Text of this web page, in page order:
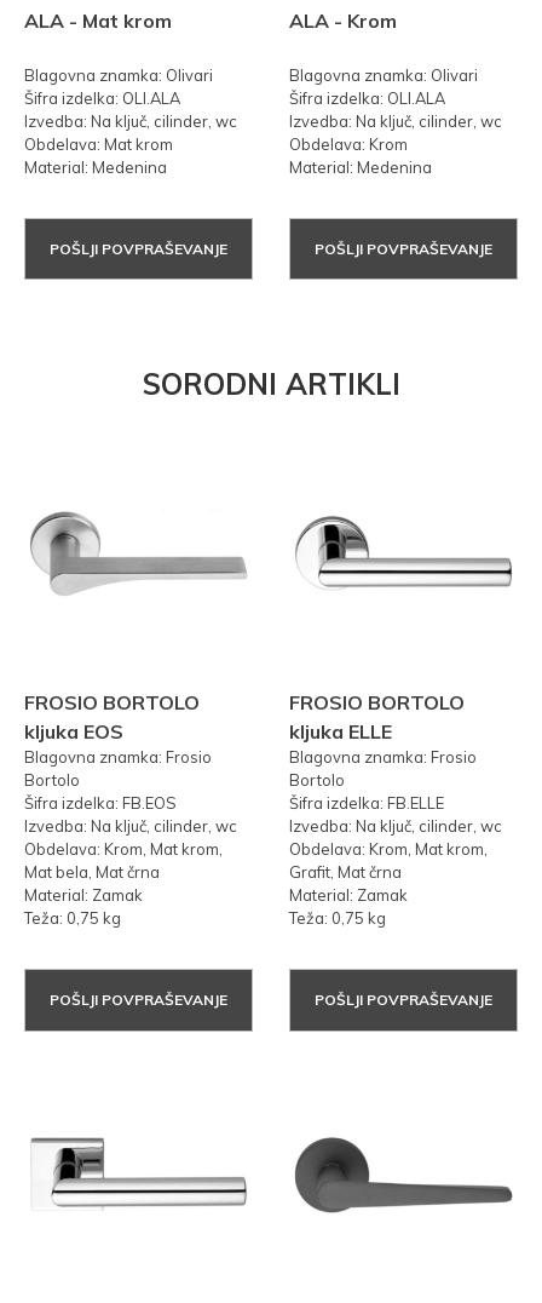
ALA - Mat krom
Blagovna znamka: Olivari
Šifra izdelka: OLI.ALA
Izvedba: Na ključ, cilinder, wc
Obdelava: Mat krom
Material: Medenina
POŠLJI POVPRAŠEVANJE
ALA - Krom
Blagovna znamka: Olivari
Šifra izdelka: OLI.ALA
Izvedba: Na ključ, cilinder, wc
Obdelava: Krom
Material: Medenina
POŠLJI POVPRAŠEVANJE
SORODNI ARTIKLI
FROSIO BORTOLO
kljuka EOS
Blagovna znamka: Frosio
Bortolo
Šifra izdelka: FB.EOS
Izvedba: Na ključ, cilinder, wc
Obdelava: Krom, Mat krom,
Mat bela, Mat črna
Material: Zamak
Teža: 0,75 kg
POŠLJI POVPRAŠEVANJE
FROSIO BORTOLO
kljuka ELLE
Blagovna znamka: Frosio
Bortolo
Šifra izdelka: FB.ELLE
Izvedba: Na ključ, cilinder, wc
Obdelava: Krom, Mat krom,
Grafit, Mat črna
Material: Zamak
Teža: 0,75 kg
POŠLJI POVPRAŠEVANJE